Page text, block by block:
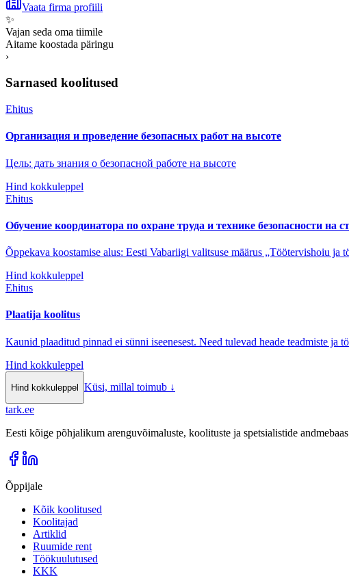
Vaata firma profiili
✨
Vajan seda oma tiimile
Aitame koostada päringu
›
Sarnased koolitused
Ehitus
Организация и проведение безопасных работ на высоте
Цель: дать знания о безопасной работе на высоте
Hind kokkuleppel
Ehitus
Обучение координатора по охране труда и технике безопасности на
Õppekava koostamise alus: Eesti Vabariigi valitsuse määrus „Töötervishoiu ja
Hind kokkuleppel
Ehitus
Plaatija koolitus
Kaunid plaaditud pinnad ei sünni iseenesest. Need tulevad heade teadmiste ja
Hind kokkuleppel
Hind kokkuleppel Küsi, millal toimub ↓
tark.ee
Eesti kõige põhjalikum arenguvõimaluste, koolituste ja spetsialistide
Õppijale
Kõik koolitused
Koolitajad
Artiklid
Ruumide rent
Töökuulutused
KKK